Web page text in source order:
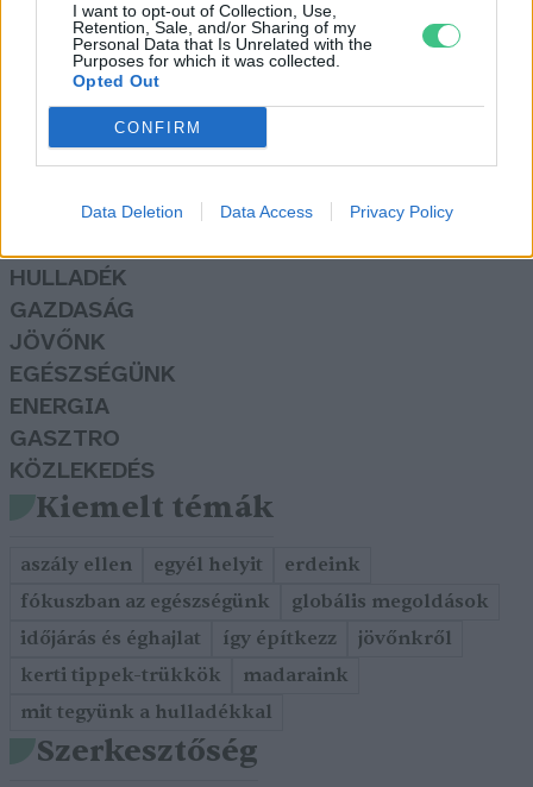
I want to opt-out of Collection, Use,
Retention, Sale, and/or Sharing of my
Personal Data that Is Unrelated with the
Purposes for which it was collected.
Opted Out
CONFIRM
Data Deletion Data Access Privacy Policy
Rovatok
KERTEM
HULLADÉK
GAZDASÁG
JÖVŐNK
EGÉSZSÉGÜNK
ENERGIA
GASZTRO
KÖZLEKEDÉS
Kiemelt témák
aszály ellen egyél helyit
erdeink
fókuszban az egészségünk
globális megoldások
időjárás és éghajlat
így építkezz
jövőnkről
kerti tippek-trükkök
madaraink
mit tegyünk a hulladékkal
Szerkesztőség